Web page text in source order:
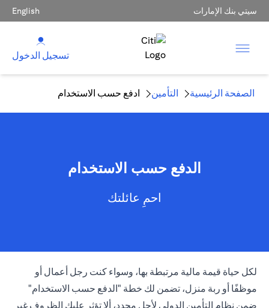
سيتي بنك الإمارات English
تسجيل الدخول
الصفحة الرئيسية التأمين ادفع حسب الاستخدام
الدفع حسب الاستخدام
احمِ عائلتك
لكل حياة قيمة مالية مرتبطة بها، وسواء كنت رجل أعمال أو
موظفًا أو ربة منزل، تضمن لك خطة "الدفع حسب الاستخدام"
ضمن نظام التأمين الدولي لأجل محدد، ألا تؤثر عليك الظروف غير